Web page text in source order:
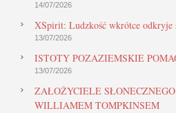
14/07/2026
XSpirit: Ludzkość wkrótce odkryje
13/07/2026
ISTOTY POZAZIEMSKIE
13/07/2026
ZAŁOŻYCIELE
WILLIAMEM TOMPKINSEM